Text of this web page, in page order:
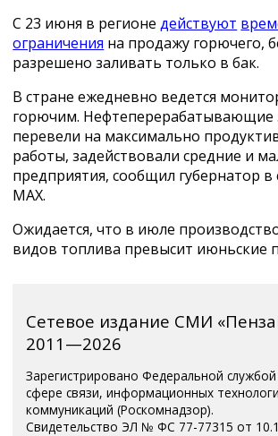
С 23 июня в регионедействуют
ограничения на продажу горючего,
разрешено заливать только в бак.
В стране ежедневно ведется
горючим. Нефтеперерабатывающие
перевели на максимально
работы, задействовали средние и
предприятия, сообщил губернатор в
МАХ.
Ожидается, что в июле
видов топлива превысит июньские
Сетевое издание СМИ
2011—2026
Зарегистрировано Федеральной
сфере связи, информационных
коммуникаций (Роскомнадзор).
Свидетельство ЭЛ № ФС 77-77315 от